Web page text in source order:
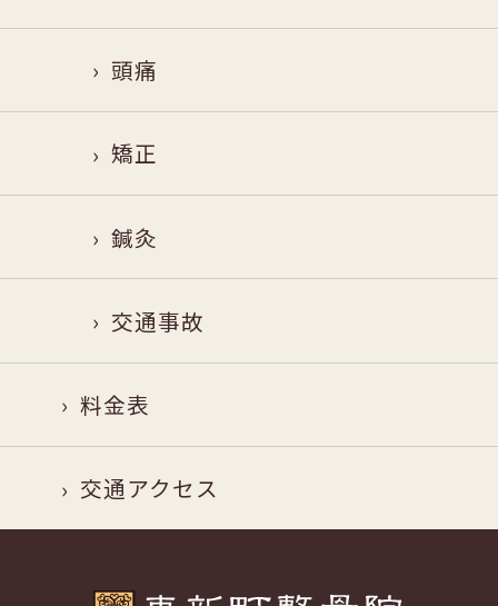
頭痛
矯正
鍼灸
交通事故
料金表
交通アクセス